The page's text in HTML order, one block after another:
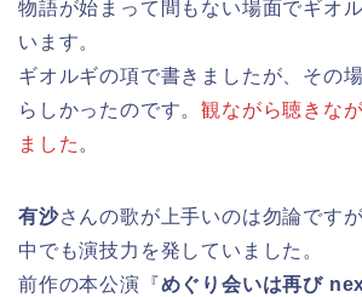
物語が始まって間もない場面でギオ
います。
ギオルギの項で書きましたが、その
らしかったのです。観ながら聴きな
ました 。
有沙さんの歌が上手いのは勿論です
中でも演技力を発していました。
前作の本公演『めぐり会いは再び